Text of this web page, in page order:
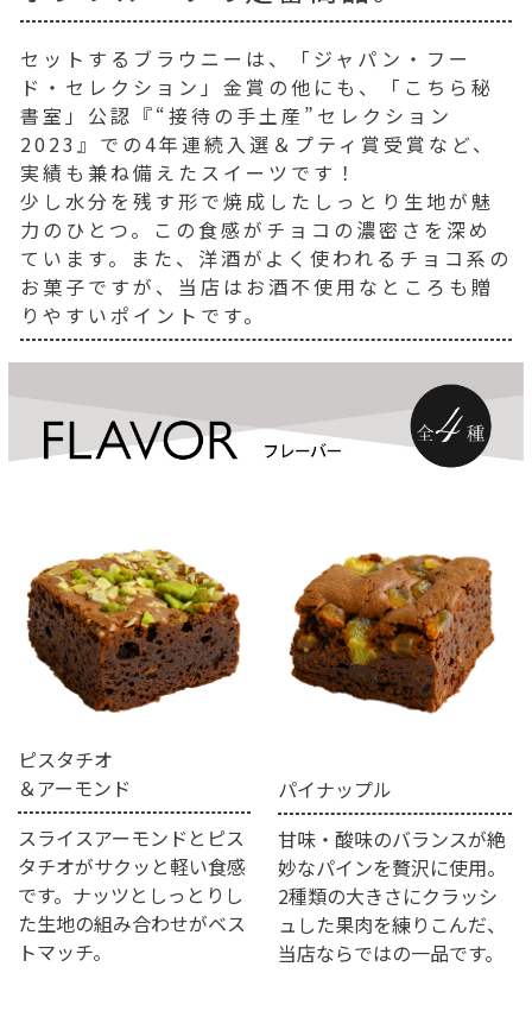
セットするブラウニーは、「ジャパン・フー
ド・セレクション」金賞の他にも、「こちら秘
書室」公認『“接待の手土産”セレクション
2023』での4年連続入選＆プティ賞受賞など、
実績も兼ね備えたスイーツです！
少し水分を残す形で焼成したしっとり生地が魅
力のひとつ。この食感がチョコの濃密さを深め
ています。また、洋酒がよく使われるチョコ系の
お菓子ですが、当店はお酒不使用なところも贈
りやすいポイントです。
ピスタチオ
＆アーモンド
スライスアーモンドとピス
タチオがサクッと軽い食感
です。ナッツとしっとりし
た生地の組み合わせがベス
トマッチ。
パイナップル
甘味・酸味のバランスが絶
妙なパインを贅沢に使用。
2種類の大きさにクラッシ
ュした果肉を練りこんだ、
当店ならではの一品です。